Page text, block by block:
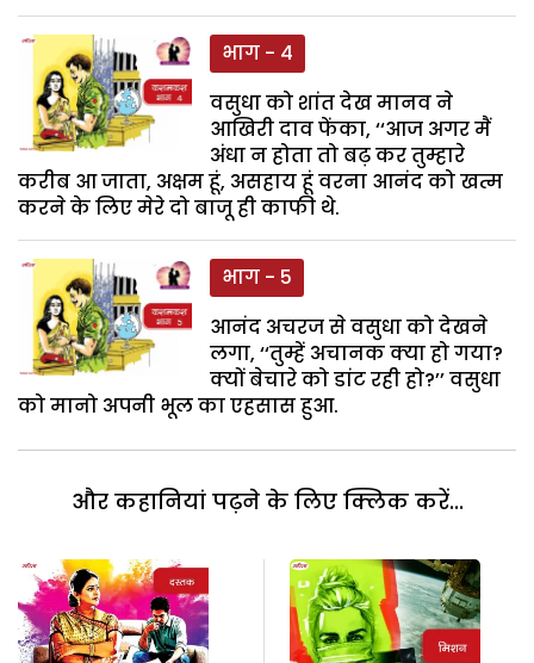
भाग - 4
वसुधा को शांत देख मानव ने
आखिरी दाव फेंका, ‘‘आज अगर मैं
अंधा न होता तो बढ़ कर तुम्हारे
करीब आ जाता, अक्षम हूं, असहाय हूं वरना आनंद को खत्म
करने के लिए मेरे दो बाजू ही काफी थे.
भाग - 5
आनंद अचरज से वसुधा को देखने
लगा, ‘‘तुम्हें अचानक क्या हो गया?
क्यों बेचारे को डांट रही हो?’’ वसुधा
को मानो अपनी भूल का एहसास हुआ.
और कहानियां पढ़ने के लिए क्लिक करें...